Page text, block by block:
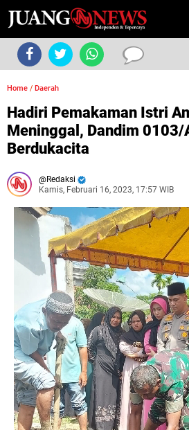
Home / Daerah
Hadiri Pemakaman Istri
Meninggal, Dandim 0103/
Berdukacita
Redaksi
Kamis, Februari 16, 2023, 17:57 WIB